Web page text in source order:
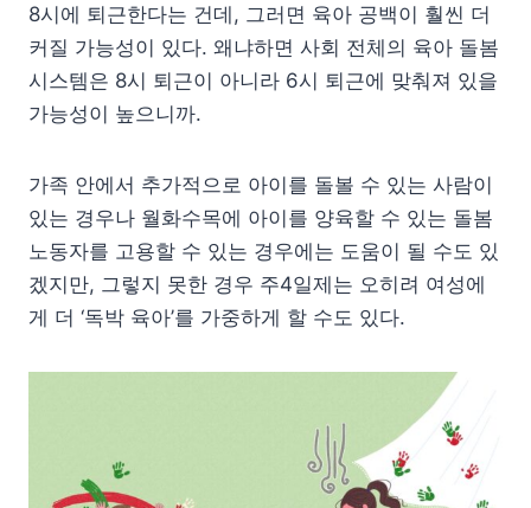
8시에 퇴근한다는 건데, 그러면 육아 공백이 훨씬 더
커질 가능성이 있다. 왜냐하면 사회 전체의 육아 돌봄
시스템은 8시 퇴근이 아니라 6시 퇴근에 맞춰져 있을
가능성이 높으니까.
가족 안에서 추가적으로 아이를 돌볼 수 있는 사람이
있는 경우나 월화수목에 아이를 양육할 수 있는 돌봄
노동자를 고용할 수 있는 경우에는 도움이 될 수도 있
겠지만, 그렇지 못한 경우 주4일제는 오히려 여성에
게 더 ‘독박 육아’를 가중하게 할 수도 있다.